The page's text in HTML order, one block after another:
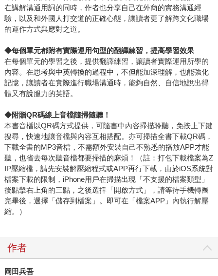
在講解溝通用詞的同時，作者也分享自己在外商的實務溝通經
驗，以及和外國人打交道的正確心態，讓讀者更了解跨文化職場
的運作方式與應對之道。
◆每個單元都附有實際運用句型的翻譯練習，提高學習效果
在每個單元的學習之後，提供翻譯練習，讓讀者實際運用所學的
內容。在思考與中英轉換的過程中，不但能加深理解，也能強化
記憶，讓讀者在實際進行職場溝通時，能夠自然、自信地說出得
體又有說服力的英語。
◆附贈QR碼線上音檔隨掃隨聽！
本書音檔以QR碼方式提供，可隨書中內容掃描聆聽，免按上下鍵
搜尋，快速地讓音檔與內容互相搭配。亦可掃描全書下載QR碼，
下載全書的MP3音檔，不需額外安裝自己不熟悉的播放APP才能
聽，也省去每次聽音檔都要掃描的麻煩！（註：打包下載檔案為Z
IP壓縮檔，請先安裝解壓縮程式或APP再行下載，由於iOS系統對
檔案下載的限制，iPhone用戶在掃描出現「不支援的檔案類型」
後點擊右上角的三點，之後選擇「開啟方式」，請等待手機轉圈
完畢後，選擇「儲存到檔案」。即可在「檔案APP」內執行解壓
縮。）
作者
岡田兵吾